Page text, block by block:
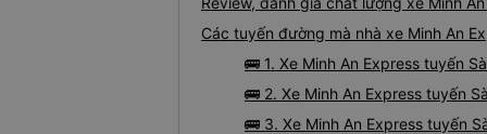
Các tuyến đường mà nhà xe Minh An
🚌 1. Xe Minh An Express tuyến
🚌 2. Xe Minh An Express tuyến
🚌 3. Xe Minh An Express tuyến